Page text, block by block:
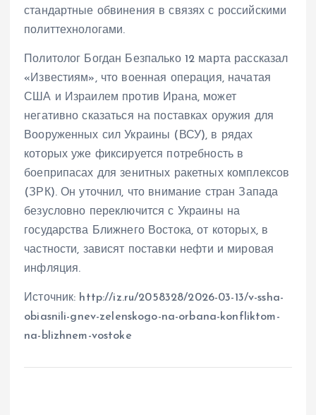
стандартные обвинения в связях с российскими
политтехнологами.
Политолог Богдан Безпалько 12 марта рассказал
«Известиям», что военная операция, начатая
США и Израилем против Ирана, может
негативно сказаться на поставках оружия для
Вооруженных сил Украины (ВСУ), в рядах
которых уже фиксируется потребность в
боеприпасах для зенитных ракетных комплексов
(ЗРК). Он уточнил, что внимание стран Запада
безусловно переключится с Украины на
государства Ближнего Востока, от которых, в
частности, зависят поставки нефти и мировая
инфляция.
Источник: http://iz.ru/2058328/2026-03-13/v-ssha-
obiasnili-gnev-zelenskogo-na-orbana-konfliktom-
na-blizhnem-vostoke